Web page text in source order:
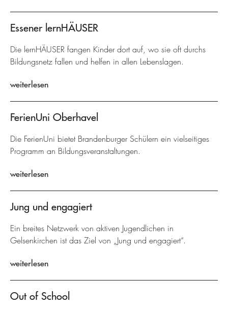
Essener lernHÄUSER
Die lernHÄUSER fangen Kinder dort auf, wo sie oft durchs
Bildungsnetz fallen und helfen in allen Lebenslagen.
weiterlesen
FerienUni Oberhavel
Die FerienUni bietet Brandenburger Schülern ein vielseitiges
Programm an Bildungsveranstaltungen.
weiterlesen
Jung und engagiert
Ein breites Netzwerk von aktiven Jugendlichen in
Gelsenkirchen ist das Ziel von „Jung und engagiert“.
weiterlesen
Out of School